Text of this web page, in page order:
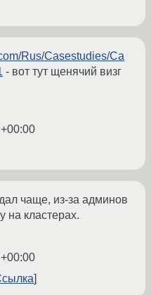
Rus/Casestudies/Ca
- вот тут щенячий визг
чаще, из-за админов
на кластерах.